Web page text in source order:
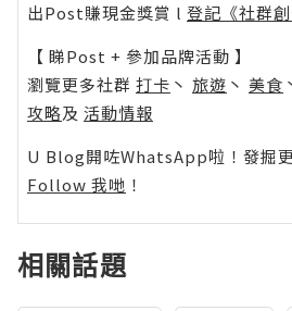
出Post賺現金獎賞 l 登記《社群創
【 睇Post + 參加品牌活動 】
瀏覽更多社群 打卡 丶 旅遊 丶 美食
攻略及 活動情報
U Blog開咗WhatsApp啦！發掘
Follow 我哋 ！
相關話題